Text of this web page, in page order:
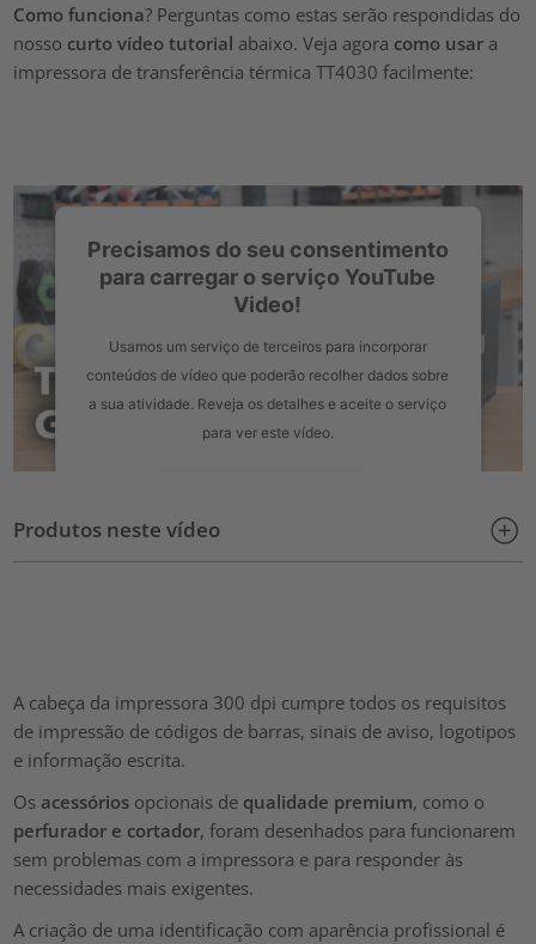
Como funciona? Perguntas como estas serão respondidas do
nosso curto vídeo tutorial abaixo. Veja agora como usar a
impressora de transferência térmica TT4030 facilmente:
Precisamos do seu consentimento
para carregar o serviço YouTube
Video!
Usamos um serviço de terceiros para incorporar
conteúdos de vídeo que poderão recolher dados sobre
a sua atividade. Reveja os detalhes e aceite o serviço
para ver este vídeo.
Produtos neste vídeo
A cabeça da impressora 300 dpi cumpre todos os requisitos
de impressão de códigos de barras, sinais de aviso, logotipos
e informação escrita.
Os acessórios opcionais de qualidade premium, como o
perfurador e cortador, foram desenhados para funcionarem
sem problemas com a impressora e para responder às
necessidades mais exigentes.
A criação de uma identificação com aparência profissional é